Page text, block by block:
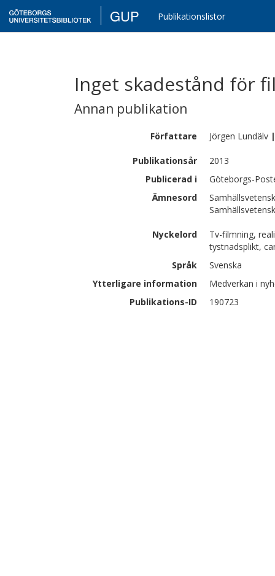
GUP Publikationslistor
Inget skadestånd för
Annan publikation
Författare Jörgen Lundälv |
Publikationsår
2013
Publicerad i
Göteborgs-
Ämnesord
Nyckelord
Tv-filmning,
tystnadsplikt,
Språk
Svenska
Ytterligare information
Medverkan i
Publikations-ID
190723